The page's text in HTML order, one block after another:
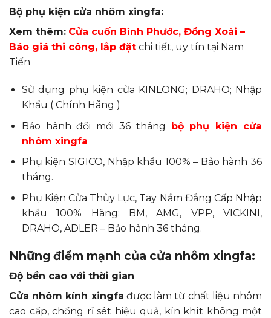
Bộ phụ kiện cửa nhôm xingfa:
Xem thêm: Cửa cuốn Bình Phước, Đồng Xoài –
Báo giá thi công, lắp đặt chi tiết, uy tín tại Nam
Tiến
Sử dụng phụ kiện cửa KINLONG; DRAHO; Nhập
Khẩu ( Chính Hãng )
Bảo hành đổi mới 36 tháng bộ phụ kiện cửa
nhôm xingfa
Phụ kiện SIGICO, Nhập khẩu 100% – Bảo hành 36
tháng.
Phụ Kiện Cửa Thủy Lực, Tay Nắm Đẳng Cấp Nhập
khẩu 100% Hãng: BM, AMG, VPP, VICKINI,
DRAHO, ADLER – Bảo hành 36 tháng.
Những điểm mạnh của cửa nhôm xingfa:
Độ bền cao với thời gian
Cửa nhôm kính xingfa được làm từ chất liệu nhôm
cao cấp, chống rỉ sét hiệu quả, kín khít không một